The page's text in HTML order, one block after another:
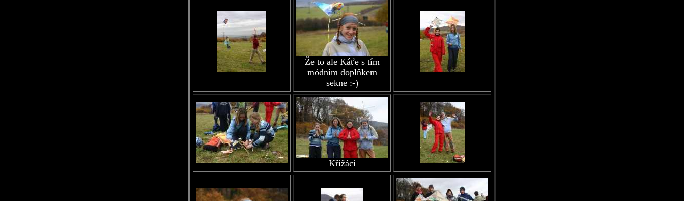
Že to ale Káťe s tím
módním doplňkem
sekne :-)
Křižáci